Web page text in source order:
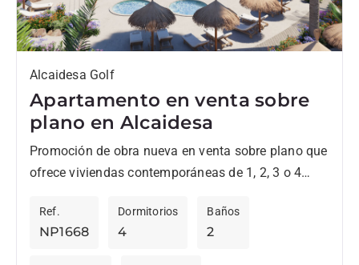
Alcaidesa Golf
Apartamento en venta sobre
plano en Alcaidesa
Promoción de obra nueva en venta sobre plano que
ofrece viviendas contemporáneas de 1, 2, 3 o 4
NP1668
Ref.
4
Dormitorios
2
Baños